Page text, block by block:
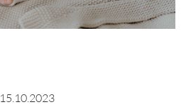
15.10.2023